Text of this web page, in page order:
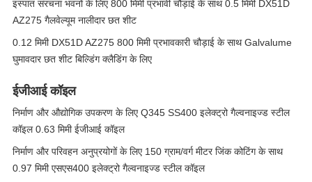
इस्पात संरचना भवनों के लिए 800 मिमी प्रभावी चौड़ाई के साथ 0.5 मिमी DX51D
AZ275 गैलवेल्यूम नालीदार छत शीट
0.12 मिमी DX51D AZ275 800 मिमी प्रभावकारी चौड़ाई के साथ Galvalume
घुमावदार छत शीट बिल्डिंग क्लैडिंग के लिए
ईजीआई कॉइल
निर्माण और औद्योगिक उपकरण के लिए Q345 SS400 इलेक्ट्रो गैल्वनाइज्ड स्टील
कॉइल 0.63 मिमी ईजीआई कॉइल
निर्माण और परिवहन अनुप्रयोगों के लिए 150 ग्राम/वर्ग मीटर जिंक कोटिंग के साथ
0.97 मिमी एसएस400 इलेक्ट्रो गैल्वनाइज्ड स्टील कॉइल